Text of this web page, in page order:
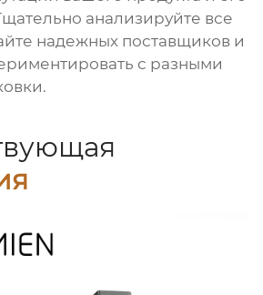
анализируйте все
надежных поставщиков и
с разными